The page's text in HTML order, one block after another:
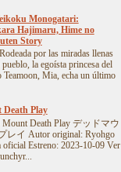
Monogatari:
Hajimaru, Hime no
Story
por las miradas llenas
la egoísta princesa del
Teamoon, Mia, echa un último
Death Play
Mount Death Play デッドマウ
レイ Autor original: Ryohgo
oficial Estreno: 2023-10-09 Ver